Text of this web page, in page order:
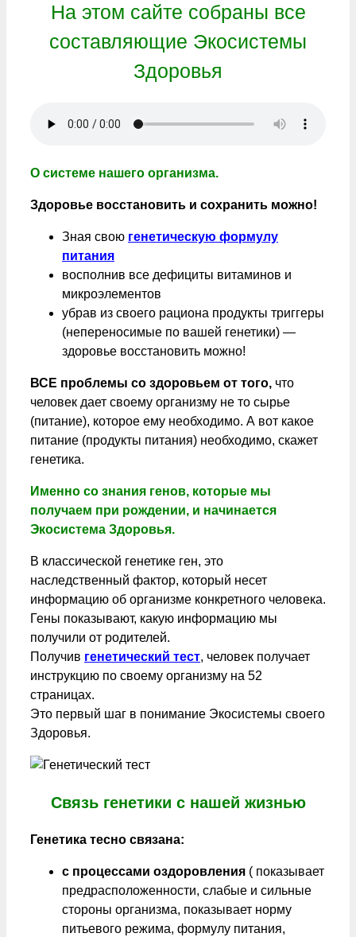
На этом сайте собраны все
составляющие Экосистемы
Здоровья
О системе нашего организма.
Здоровье восстановить и сохранить можно!
Зная свою генетическую формулу
питания
восполнив все дефициты витаминов и
микроэлементов
убрав из своего рациона продукты триггеры
(непереносимые по вашей генетики) —
здоровье восстановить можно!
ВСЕ проблемы со здоровьем от того, что
человек дает своему организму не то сырье
(питание), которое ему необходимо. А вот какое
питание (продукты питания) необходимо, скажет
генетика.
Именно со знания генов, которые мы
получаем при рождении, и начинается
Экосистема Здоровья.
В классической генетике ген, это
наследственный фактор, который несет
информацию об организме конкретного человека.
Гены показывают, какую информацию мы
получили от родителей.
Получив генетический тест, человек получает
инструкцию по своему организму на 52
страницах.
Это первый шаг в понимание Экосистемы своего
Здоровья.
Связь генетики с нашей жизнью
Генетика тесно связана:
с процессами оздоровления ( показывает
предрасположенности, слабые и сильные
стороны организма, показывает норму
питьевого режима, формулу питания,